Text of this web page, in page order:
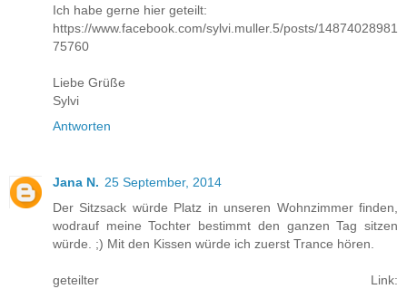
Ich habe gerne hier geteilt:
https://www.facebook.com/sylvi.muller.5/posts/14874028981
75760
Liebe Grüße
Sylvi
Antworten
Jana N. 25 September, 2014
Der Sitzsack würde Platz in unseren Wohnzimmer finden,
wodrauf meine Tochter bestimmt den ganzen Tag sitzen
würde. ;) Mit den Kissen würde ich zuerst Trance hören.
geteilter Link: